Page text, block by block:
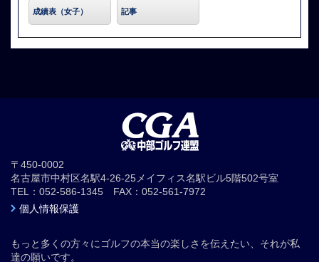
成績表（女子） 記事
〒450-0002
名古屋市中村区名駅4-26-25メイフィス名駅ビル5階502号室
TEL：052-586-1345 FAX：052-561-7972
個人情報保護
もっと多くの方々にゴルフの本当の楽しさを伝えたい、それが私
達の願いです。